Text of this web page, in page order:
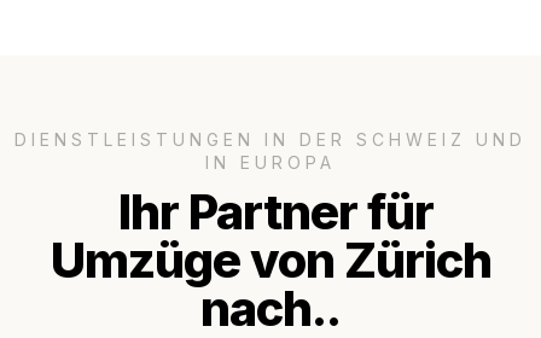
DIENSTLEISTUNGEN IN DER SCHWEIZ UND
IN EUROPA
Ihr Partner für
Umzüge von Zürich
nach..